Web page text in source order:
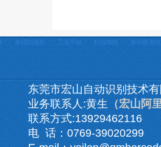
条码扫描枪 工业平板 扫描模组 条码检测仪
东莞市宏山自动识别技术有
业务联系人:黄生 （宏山阿
联系方式:13929462116
电 话：0769-39020299